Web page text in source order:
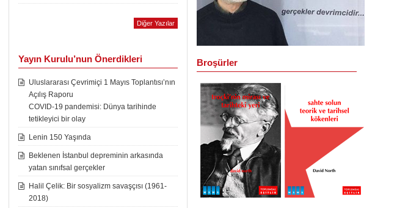
Diğer Yazılar
Yayın Kurulu’nun Önerdikleri
Uluslararası Çevrimiçi 1 Mayıs Toplantısı’nın
Açılış Raporu
COVID-19 pandemisi: Dünya tarihinde
tetikleyici bir olay
Lenin 150 Yaşında
Beklenen İstanbul depreminin arkasında
yatan sınıfsal gerçekler
Halil Çelik: Bir sosyalizm savaşçısı (1961-
2018)
Broşürler